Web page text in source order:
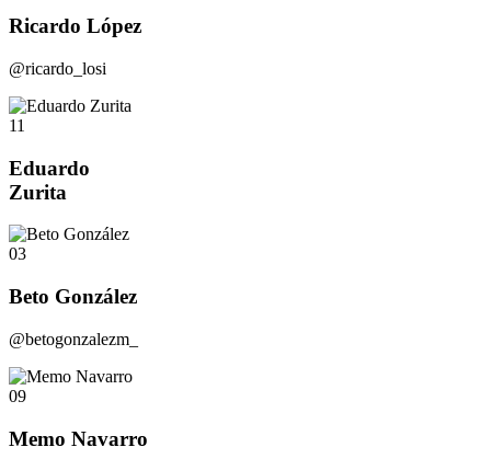
Ricardo López
@ricardo_losi
11
Eduardo
Zurita
03
Beto González
@betogonzalezm_
09
Memo Navarro